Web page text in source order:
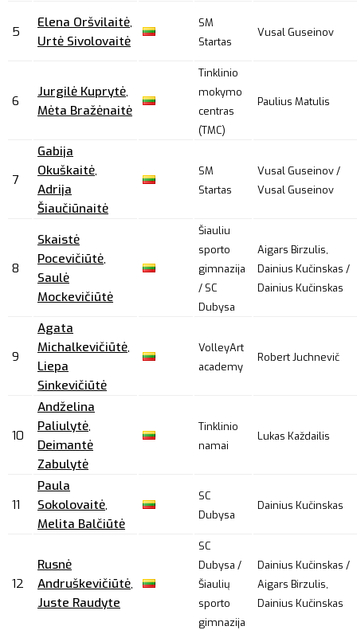
5
Elena Oršvilaitė,
Urtė Sivolovaitė
SM
Startas
Vusal Guseinov
6
Jurgilė Kuprytė,
Mėta Bražėnaitė
Tinklinio
mokymo
centras
(TMC)
Paulius Matulis
7
Gabija
Okuškaitė,
Adrija
Šiaučiūnaitė
SM
Startas
Vusal Guseinov /
Vusal Guseinov
8
Skaistė
Pocevičiūtė,
Saulė
Mockevičiūtė
Šiauliu
sporto
gimnazija
/ SC
Dubysa
Aigars Birzulis,
Dainius Kučinskas /
Dainius Kučinskas
9
Agata
Michalkevičiūtė,
Liepa
Sinkevičiūtė
VolleyArt
academy
Robert Juchnevič
10
Andželina
Paliulytė,
Deimantė
Zabulytė
Tinklinio
namai
Lukas Každailis
11
Paula
Sokolovaitė,
Melita Balčiūtė
SC
Dubysa
Dainius Kučinskas
12
Rusnė
Andruškevičiūtė,
Juste Raudyte
SC
Dubysa /
Šiaulių
sporto
gimnazija
Dainius Kučinskas /
Aigars Birzulis,
Dainius Kučinskas